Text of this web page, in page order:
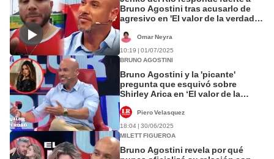
Bruno Agostini tras acusarlo de
agresivo en 'El valor de la verdad':
Omar Neyra
10:19 | 01/07/2025
BRUNO AGOSTINI
Bruno Agostini y la 'picante'
pregunta que esquivó sobre
Shirley Arica en ‘El valor de la
Piero Velasquez
18:04 | 30/06/2025
MILETT FIGUEROA
Bruno Agostini revela por qué